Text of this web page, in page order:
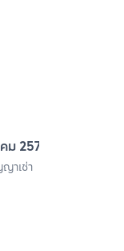
2570
าเช่า